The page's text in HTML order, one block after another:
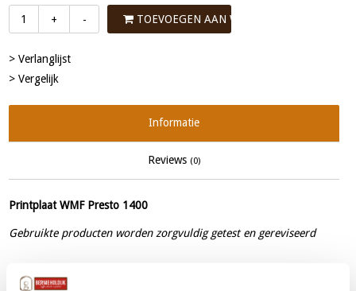
+ - TOEVOEGEN AAN WINKELWAGEN
> Verlanglijst
> Vergelijk
Informatie
Reviews (0)
Printplaat WMF Presto 1400
Gebruikte producten worden zorgvuldig getest en gereviseerd